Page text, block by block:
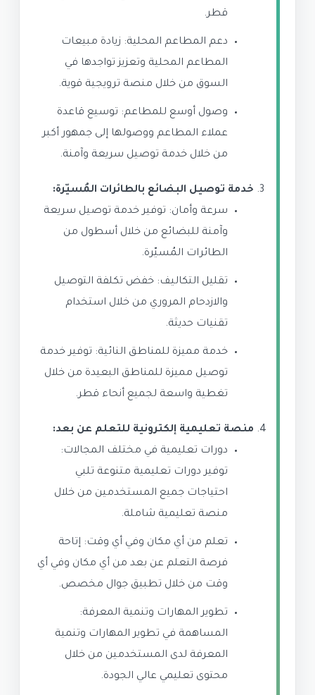
قطر.
دعم المطاعم المحلية: زيادة مبيعات
المطاعم المحلية وتعزيز تواجدها في
السوق من خلال منصة ترويجية قوية.
وصول أوسع للمطاعم: توسيع قاعدة
عملاء المطاعم ووصولها إلى جمهور أكبر
من خلال خدمة توصيل سريعة وآمنة.
خدمة توصيل البضائع بالطائرات المُسيّرة:
سرعة وأمان: توفير خدمة توصيل سريعة
وآمنة للبضائع من خلال أسطول من
الطائرات المُسيّرة.
تقليل التكاليف: خفض تكلفة التوصيل
والازدحام المروري من خلال استخدام
تقنيات حديثة.
خدمة مميزة للمناطق النائية: توفير خدمة
توصيل مميزة للمناطق البعيدة من خلال
تغطية واسعة لجميع أنحاء قطر.
منصة تعليمية إلكترونية للتعلم عن بعد:
دورات تعليمية في مختلف المجالات:
توفير دورات تعليمية متنوعة تلبي
احتياجات جميع المستخدمين من خلال
منصة تعليمية شاملة.
تعلم من أي مكان وفي أي وقت: إتاحة
فرصة التعلم عن بعد من أي مكان وفي أي
وقت من خلال تطبيق جوال مخصص.
تطوير المهارات وتنمية المعرفة:
المساهمة في تطوير المهارات وتنمية
المعرفة لدى المستخدمين من خلال
محتوى تعليمي عالي الجودة.